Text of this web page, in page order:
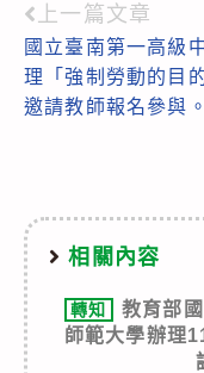
Read
more
articles
上一篇文章
國立臺南第一高級
理「強制勞動的目
邀請教師報名參與。
相關內容
轉知
教育部
師範大學辦理